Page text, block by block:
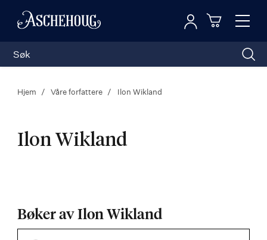
Toggle
Logg inn
Hjem Våre forfattere Ilon Wikland
Ilon Wikland
Bøker av Ilon Wikland